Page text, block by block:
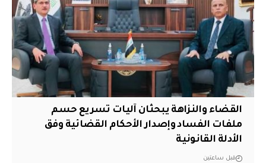
القضاء والنزاهة يبحثان آليات تسريع حسم
ملفات الفساد وإصدار الأحكام القضائية وفق
الأدلة القانونية
قبل ساعتين